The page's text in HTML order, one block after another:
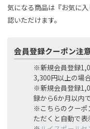
気になる商品は『お気に
認いただけます。
会員登録クーポン注
※新規会員登録
3,300円以上の場
※新規会員登録
録から6か月以内で
※こちらのクーポ
ただくと自動で表